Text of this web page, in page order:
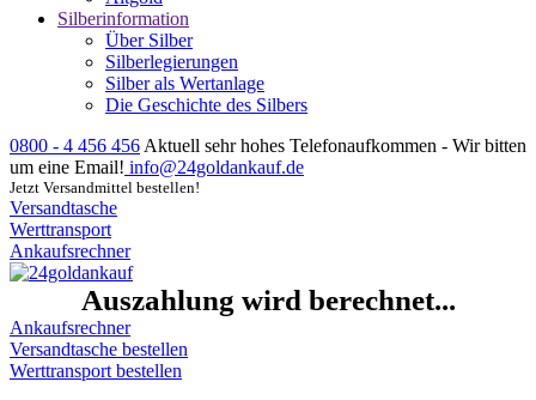
Silberinformation
Über Silber
Silberlegierungen
Silber als Wertanlage
Die Geschichte des Silbers
0800 - 4 456 456 Aktuell sehr hohes Telefonaufkommen - Wir bitten
um eine Email! info@24goldankauf.de
Jetzt Versandmittel bestellen!
Versandtasche
Werttransport
Ankaufsrechner
Auszahlung wird berechnet...
Ankaufsrechner
Versandtasche bestellen
Werttransport bestellen